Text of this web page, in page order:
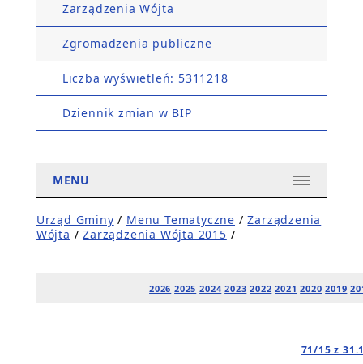
Zarządzenia Wójta
Zgromadzenia publiczne
Liczba wyświetleń: 5311218
Dziennik zmian w BIP
MENU
Urząd Gminy / Menu Tematyczne /Zarządzenia
Wójta /Zarządzenia Wójta 2015 /
2026 2025 2024 2023 2022 2021 2020 2019
71/15 z